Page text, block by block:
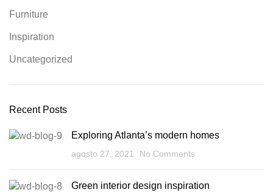
Furniture
Inspiration
Uncategorized
Recent Posts
Exploring Atlanta’s modern homes
agosto 27, 2021 No Comments
Green interior design inspiration